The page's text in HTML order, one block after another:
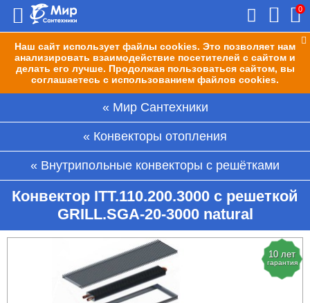
Наш сайт использует файлы cookies. Это позволяет нам
анализировать взаимодействие посетителей с сайтом и
делать его лучше. Продолжая пользоваться сайтом, вы
соглашаетесь с использованием файлов cookies.
0
Мир Сантехники
Конвекторы отопления
Внутрипольные конвекторы с решётками
Конвектор ITT.110.200.3000 с решеткой
GRILL.SGA-20-3000 natural
10 лет
гарантия